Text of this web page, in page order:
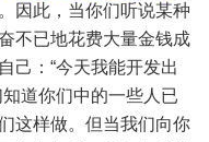
因此，当你们听说某种
不已地花费大量金钱成
己：“今天我能开发出
道你们中的一些人已
这样做。但当我们向你